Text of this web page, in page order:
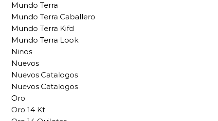
Mundo Terra
Mundo Terra Caballero
Mundo Terra Kifd
Mundo Terra Look
Ninos
Nuevos
Nuevos Catalogos
Nuevos Catalogos
Oro
Oro 14 Kt